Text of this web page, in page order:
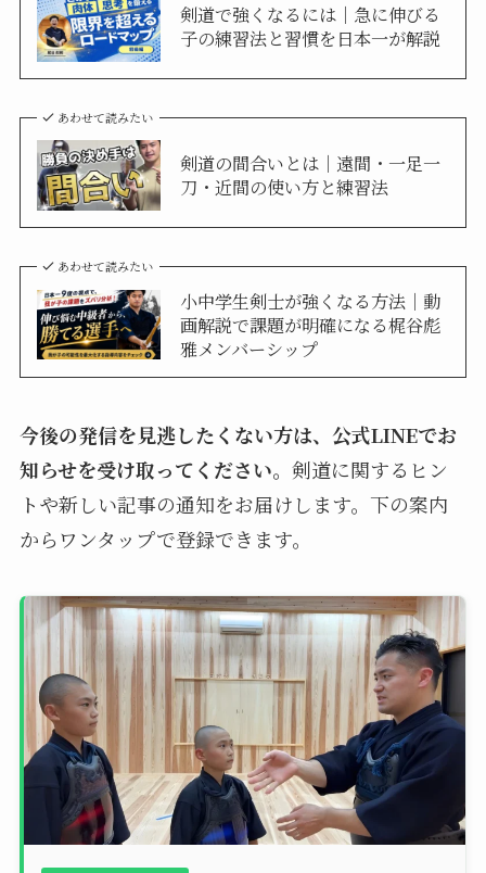
剣道で強くなるには｜急に伸びる
子の練習法と習慣を日本一が解説
あわせて読みたい
剣道の間合いとは｜遠間・一足一
刀・近間の使い方と練習法
あわせて読みたい
小中学生剣士が強くなる方法｜動
画解説で課題が明確になる梶谷彪
雅メンバーシップ
今後の発信を見逃したくない方は、公式LINEでお
知らせを受け取ってください。 剣道に関するヒン
トや新しい記事の通知をお届けします。下の案内
からワンタップで登録できます。